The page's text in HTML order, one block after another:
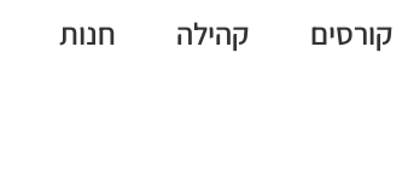
קורסים קהילה חנות